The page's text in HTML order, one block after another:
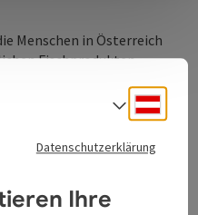
Menschen in Österreich
Fischprodukten.
der Ressource Fisch
Datenschutzerklärung
Ihre